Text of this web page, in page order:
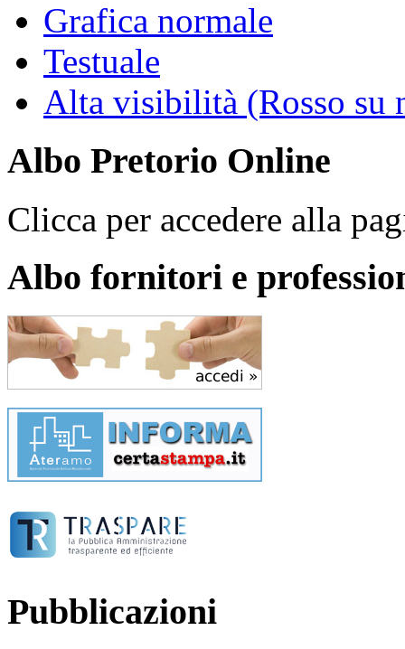
Grafica normale
Testuale
Alta visibilità (Rosso su
Albo Pretorio Online
Clicca per accedere alla
Albo fornitori e
Pubblicazioni